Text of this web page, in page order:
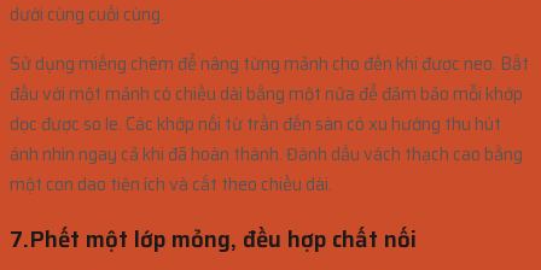
dưới cùng cuối cùng.
Sử dụng miếng chêm để nâng từng mảnh cho đến khi được neo. Bắt
đầu với một mảnh có chiều dài bằng một nửa để đảm bảo mỗi khớp
dọc được so le. Các khớp nối từ trần đến sàn có xu hướng thu hút
ánh nhìn ngay cả khi đã hoàn thành.Đánh dấu vách thạch cao bằng
một con dao tiện ích và cắt theo chiều dài.
7.Phết một lớp mỏng, đều hợp chất nối